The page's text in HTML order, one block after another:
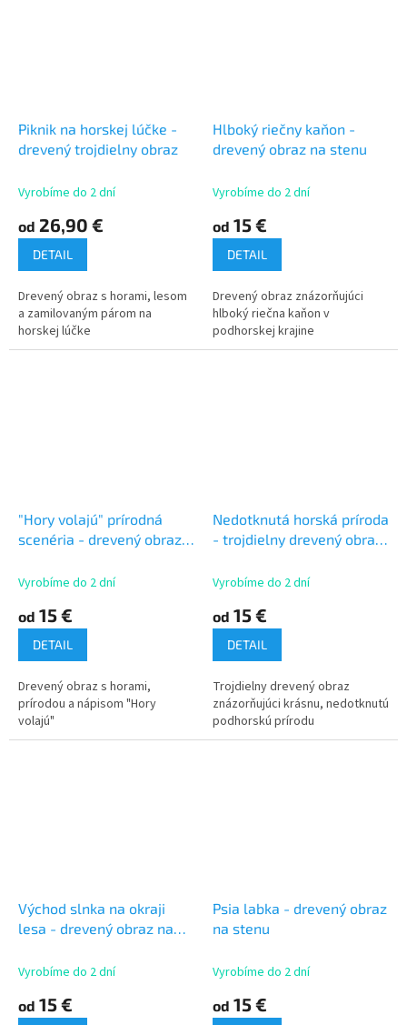
Piknik na horskej lúčke -
drevený trojdielny obraz
Vyrobíme do 2 dní
od 26,90 €
DETAIL
Drevený obraz s horami, lesom
a zamilovaným párom na
horskej lúčke
Hlboký riečny kaňon -
drevený obraz na stenu
Vyrobíme do 2 dní
od 15 €
DETAIL
Drevený obraz znázorňujúci
hlboký riečna kaňon v
podhorskej krajine
"Hory volajú" prírodná
scenéria - drevený obraz
Vyrobíme do 2 dní
od 15 €
DETAIL
Drevený obraz s horami,
prírodou a nápisom "Hory
volajú"
Nedotknutá horská príroda
- trojdielny drevený obraz
Vyrobíme do 2 dní
od 15 €
DETAIL
Trojdielny drevený obraz
znázorňujúci krásnu, nedotknutú
podhorskú prírodu
Východ slnka na okraji
lesa - drevený obraz na
Vyrobíme do 2 dní
od 15 €
Psia labka - drevený obraz
na stenu
Vyrobíme do 2 dní
od 15 €